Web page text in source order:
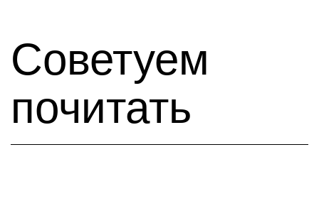
Советуем
почитать